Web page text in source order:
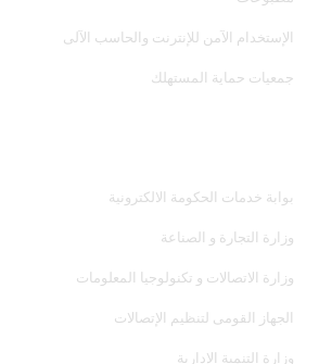
الإستخدام الآمن للإنترنت والحاسب الآلى
جمعيات حماية المستهلك
بوابة خدمات الحكومة الالكترونية
وزارة التجارة و الصناعة
وزارة الاتصالات و تكنولوجيا المعلومات
الجهاز القومى لتنظيم الإتصالات
وزارة التنمية الإدارية